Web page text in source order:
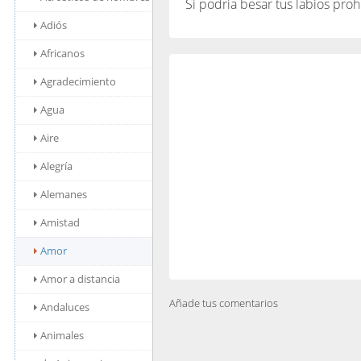
Adiós
Africanos
Agradecimiento
Agua
Aire
Alegría
Alemanes
Amistad
Amor
Amor a distancia
Andaluces
Animales
Si podría besar tus labios
Añade tus comentarios